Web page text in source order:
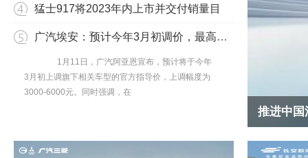
申能与彼
猛士917将2023年内上市并交付销量目
广汽埃安：预计今年3月初调价，最高上涨6
1月11日，广汽阿亚恩宣布，预计将于今年
3月初上调旗下相关车型的官方指导价，上调幅度为
3000-6000元。同时强调，在